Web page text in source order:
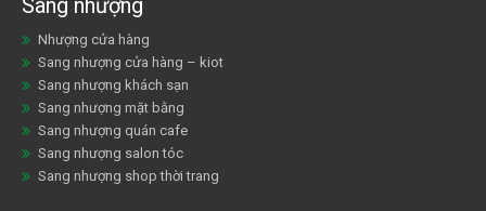
Nhượng cửa hàng
Sang nhượng cửa hàng – kiot
Sang nhượng khách sạn
Sang nhượng mặt bằng
Sang nhượng quán cafe
Sang nhượng salon tóc
Sang nhượng shop thời trang